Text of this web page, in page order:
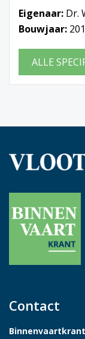
Eigenaar: Dr.
Bouwjaar:
ALLE
Contact
Binnenvaartkrant